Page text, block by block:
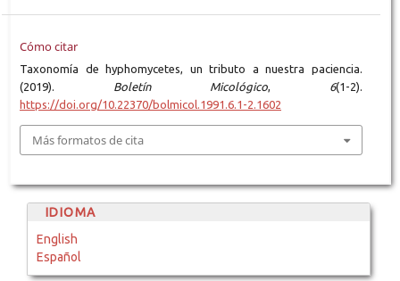
Cómo citar
Taxonomía de hyphomycetes, un tributo a nuestra paciencia.
(2019). Boletín Micológico, 6(1-2).
https://doi.org/10.22370/bolmicol.1991.6.1-2.1602
Más formatos de cita
IDIOMA
English
Español